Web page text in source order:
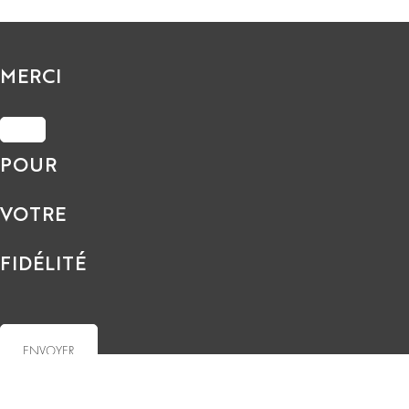
MERCI
POUR
VOTRE
FIDÉLITÉ